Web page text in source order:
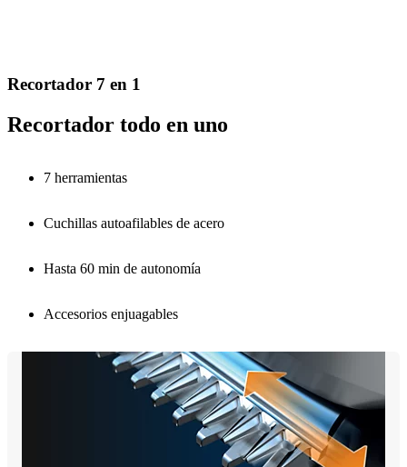
Recortador 7 en 1
Recortador todo en uno
7 herramientas
Cuchillas autoafilables de acero
Hasta 60 min de autonomía
Accesorios enjuagables